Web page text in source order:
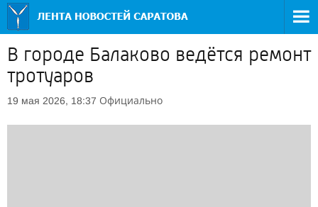
В городе Балаково ведётся ремонт
тротуаров
19 мая 2026, 18:37 Официально